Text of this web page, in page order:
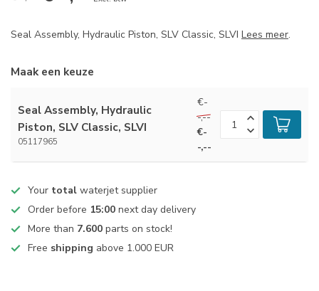
Seal Assembly, Hydraulic Piston, SLV Classic, SLVI Lees meer.
Maak een keuze
Seal Assembly, Hydraulic
Piston, SLV Classic, SLVI
05117965
€-
-,--
€-
-,--
Your total waterjet supplier
Order before 15:00 next day delivery
More than 7.600 parts on stock!
Free shipping above 1.000 EUR